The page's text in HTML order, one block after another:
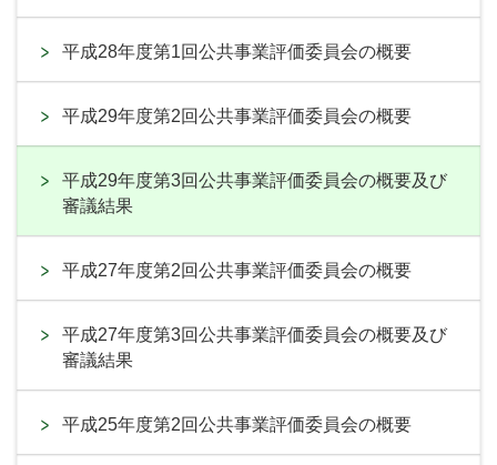
平成28年度第1回公共事業評価委員会の概要
平成29年度第2回公共事業評価委員会の概要
平成29年度第3回公共事業評価委員会の概要及び
審議結果
平成27年度第2回公共事業評価委員会の概要
平成27年度第3回公共事業評価委員会の概要及び
審議結果
平成25年度第2回公共事業評価委員会の概要